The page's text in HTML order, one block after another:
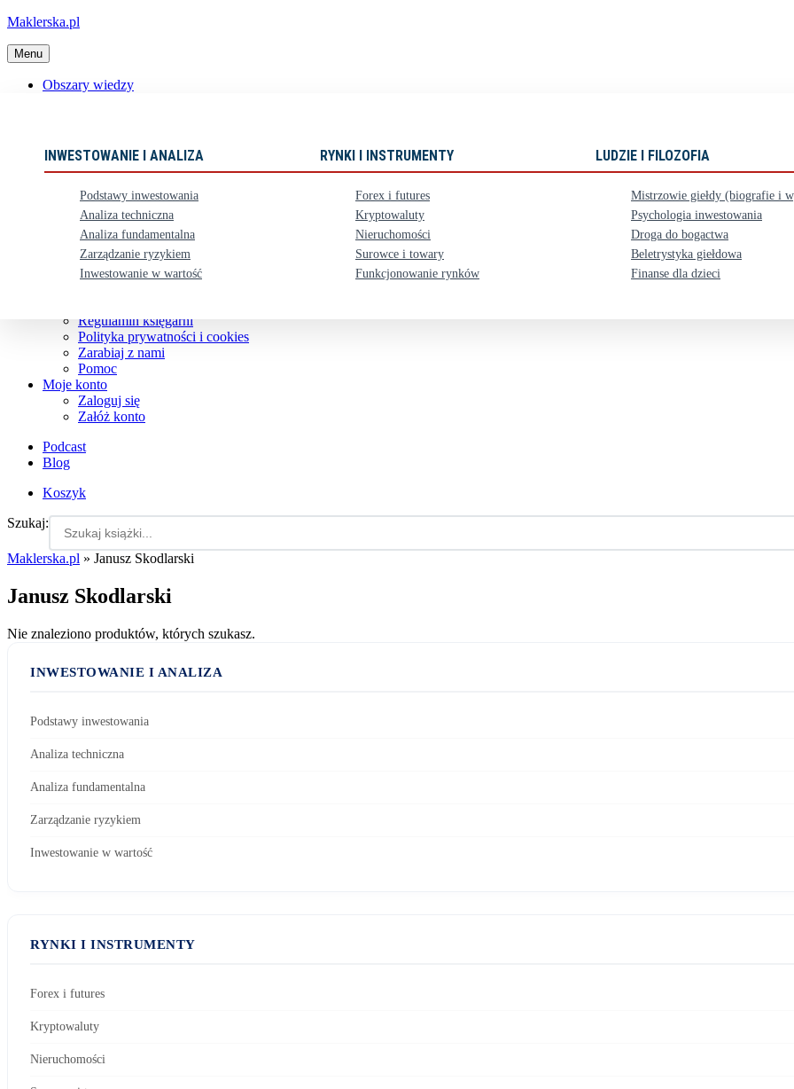
Maklerska.pl
Menu
Obszary wiedzy
INWESTOWANIE I ANALIZA
Podstawy inwestowania
Analiza techniczna
Analiza fundamentalna
Zarządzanie ryzykiem
Inwestowanie w wartość
RYNKI I INSTRUMENTY
Forex i futures
Kryptowaluty
Nieruchomości
Surowce i towary
Funkcjonowanie rynków
LUDZIE I FILOZOFIA
Mistrzowie giełdy (biografie i
Psychologia inwestowania
Droga do bogactwa
Beletrystyka giełdowa
Finanse dla dzieci
Ebooki
Karty upominkowe
⏳ Zapowiedzi
Obsługa klienta
Koszty dostawy
Nasze konto bankowe
Regulamin księgarni
Polityka prywatności i cookies
Zarabiaj z nami
Pomoc
Moje konto
Zaloguj się
Załóż konto
Podcast
Blog
Koszyk
Szukaj:
Maklerska.pl » Janusz Skodlarski
Janusz Skodlarski
Nie znaleziono produktów, których szukasz.
INWESTOWANIE I ANALIZA
Podstawy inwestowania
Analiza techniczna
Analiza fundamentalna
Zarządzanie ryzykiem
Inwestowanie w wartość
RYNKI I INSTRUMENTY
Forex i futures
Kryptowaluty
Nieruchomości